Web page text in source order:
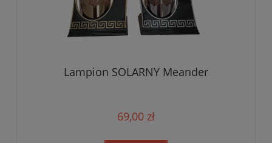
Lampion SOLARNY Meander
69,00 zł